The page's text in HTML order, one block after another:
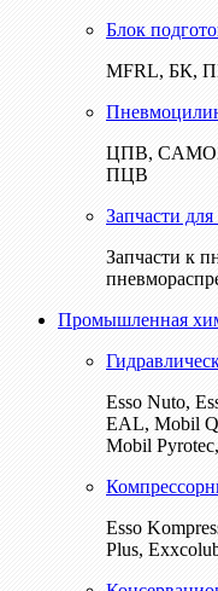
Блок
MFRL, БК,
ЦПВ,
ПЦВ
Запчасти
Запчасти к
Промышленная
Esso Nuto,
EAL, Mobil
Mobil
Esso
Plus,